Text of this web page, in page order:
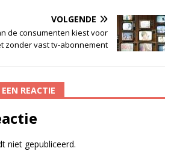
VOLGENDE
de consumenten kiest voor
zonder vast tv-abonnement
REACTIE
niet gepubliceerd.